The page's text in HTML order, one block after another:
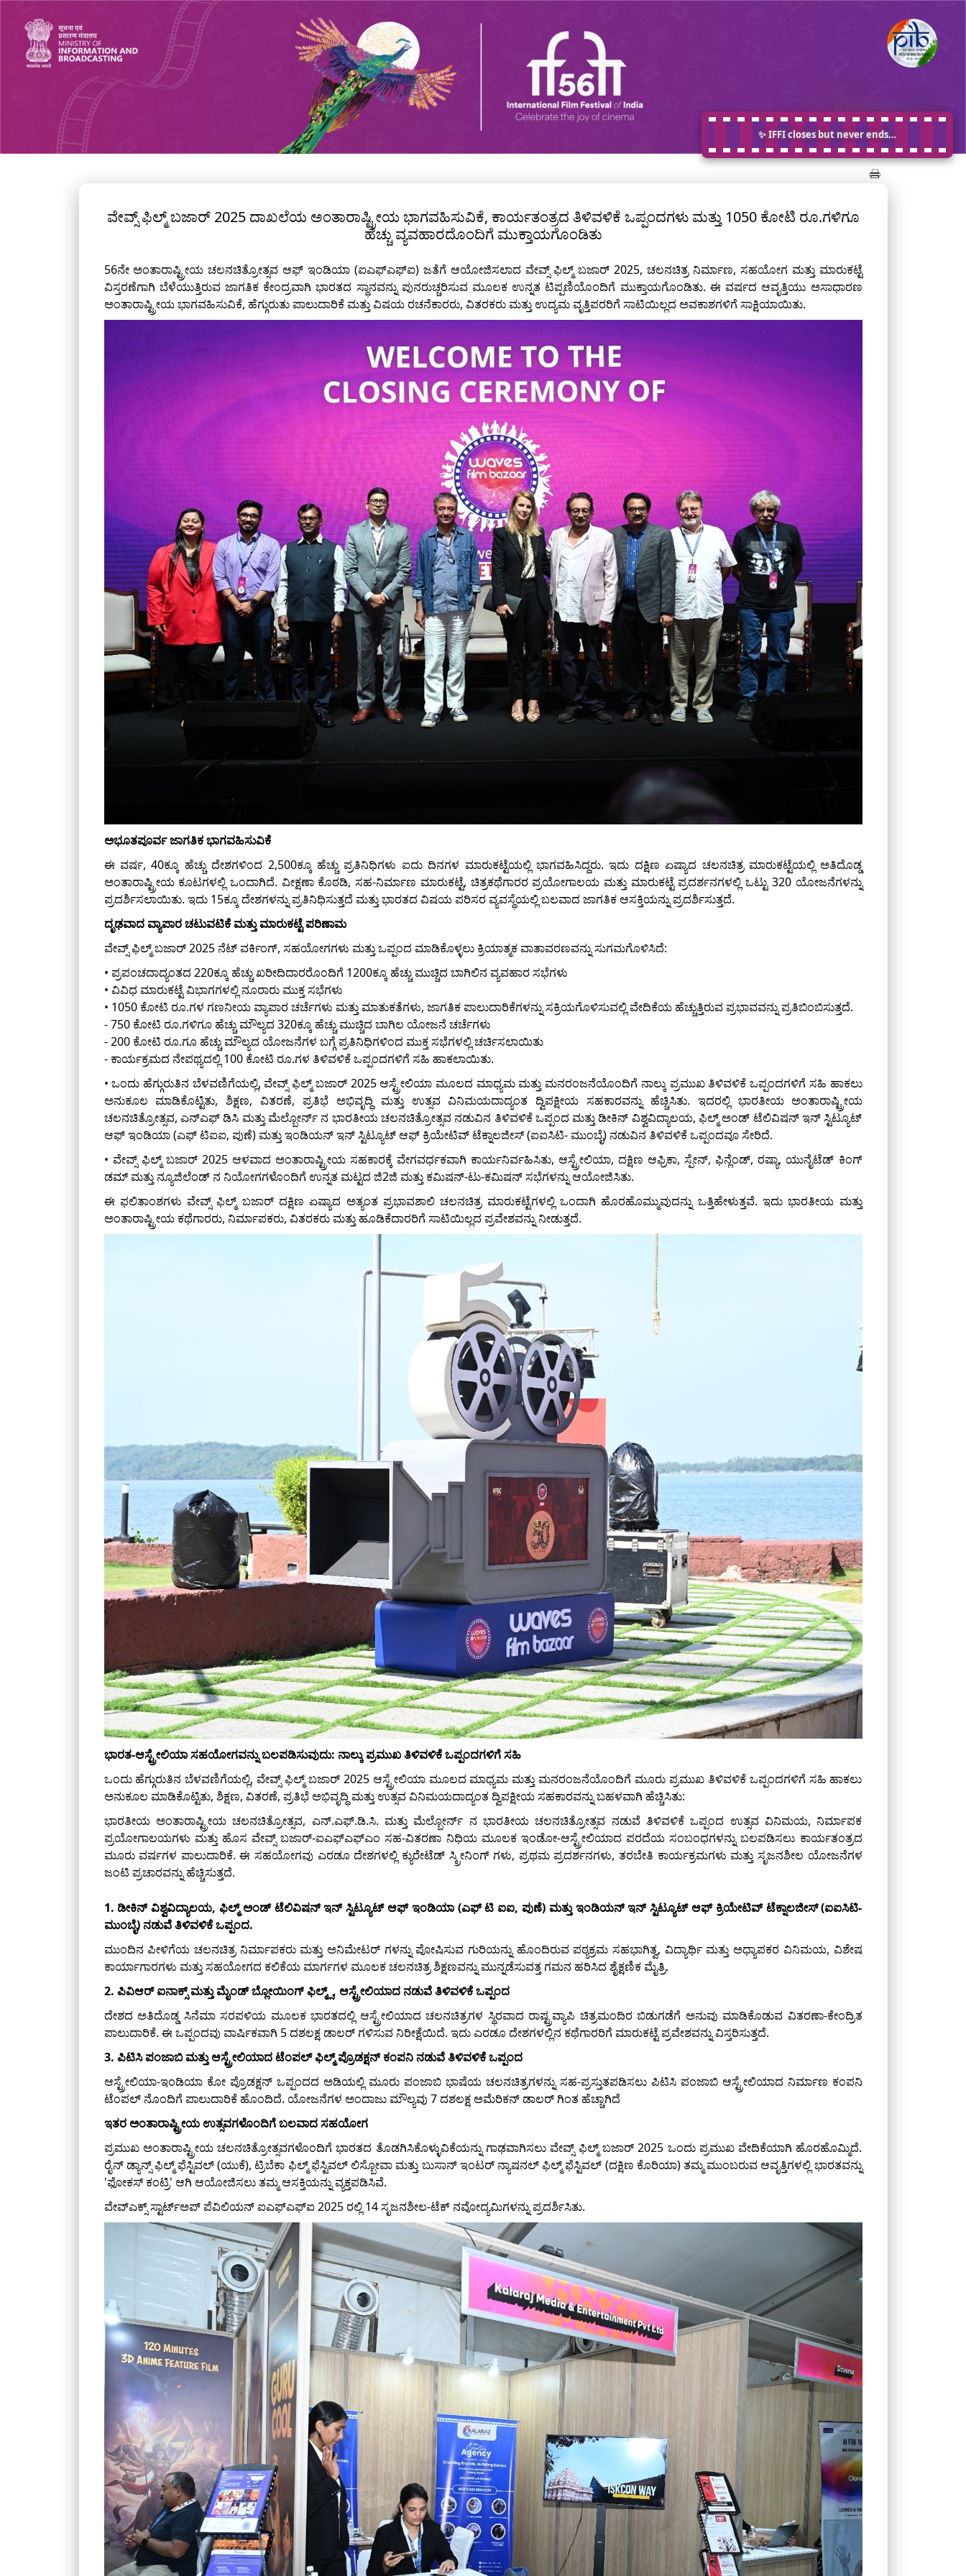
✨ IFFI closes but never ends…
ವೇವ್ಸ್ ಫಿಲ್ಮ್ ಬಜಾರ್ 2025 ದಾಖಲೆಯ ಅಂತಾರಾಷ್ಟ್ರೀಯ ಭಾಗವಹಿಸುವಿಕೆ, ಕಾರ್ಯತಂತ್ರದ ತಿಳಿವಳಿಕೆ ಒಪ್ಪಂದಗಳು ಮತ್ತು 1050 ಕೋಟಿ ರೂ.ಗಳಿಗೂ
ಹೆಚ್ಚು ವ್ಯವಹಾರದೊಂದಿಗೆ ಮುಕ್ತಾಯಗೊಂಡಿತು
56ನೇ ಅಂತಾರಾಷ್ಟ್ರೀಯ ಚಲನಚಿತ್ರೋತ್ಸವ ಆಫ್ ಇಂಡಿಯಾ (ಐಎಫ್ಎಫ್ಐ) ಜತೆಗೆ ಆಯೋಜಿಸಲಾದ ವೇವ್ಸ್ ಫಿಲ್ಮ್ ಬಜಾರ್ 2025, ಚಲನಚಿತ್ರ ನಿರ್ಮಾಣ, ಸಹಯೋಗ ಮತ್ತು ಮಾರುಕಟ್ಟೆ
ವಿಸ್ತರಣೆಗಾಗಿ ಬೆಳೆಯುತ್ತಿರುವ ಜಾಗತಿಕ ಕೇಂದ್ರವಾಗಿ ಭಾರತದ ಸ್ಥಾನವನ್ನು ಪುನರುಚ್ಚರಿಸುವ ಮೂಲಕ ಉನ್ನತ ಟಿಪ್ಪಣಿಯೊಂದಿಗೆ ಮುಕ್ತಾಯಗೊಂಡಿತು. ಈ ವರ್ಷದ ಆವೃತ್ತಿಯು ಅಸಾಧಾರಣ
ಅಂತಾರಾಷ್ಟ್ರೀಯ ಭಾಗವಹಿಸುವಿಕೆ, ಹೆಗ್ಗುರುತು ಪಾಲುದಾರಿಕೆ ಮತ್ತು ವಿಷಯ ರಚನೆಕಾರರು, ವಿತರಕರು ಮತ್ತು ಉದ್ಯಮ ವೃತ್ತಿಪರರಿಗೆ ಸಾಟಿಯಿಲ್ಲದ ಅವಕಾಶಗಳಿಗೆ ಸಾಕ್ಷಿಯಾಯಿತು.
ಅಭೂತಪೂರ್ವ ಜಾಗತಿಕ ಭಾಗವಹಿಸುವಿಕೆ
ಈ ವರ್ಷ, 40ಕ್ಕೂ ಹೆಚ್ಚು ದೇಶಗಳಿಂದ 2,500ಕ್ಕೂ ಹೆಚ್ಚು ಪ್ರತಿನಿಧಿಗಳು ಐದು ದಿನಗಳ ಮಾರುಕಟ್ಟೆಯಲ್ಲಿ ಭಾಗವಹಿಸಿದ್ದರು. ಇದು ದಕ್ಷಿಣ ಏಷ್ಯಾದ ಚಲನಚಿತ್ರ ಮಾರುಕಟ್ಟೆಯಲ್ಲಿ ಅತಿದೊಡ್ಡ
ಅಂತಾರಾಷ್ಟ್ರೀಯ ಕೂಟಗಳಲ್ಲಿ ಒಂದಾಗಿದೆ. ವೀಕ್ಷಣಾ ಕೊಠಡಿ, ಸಹ-ನಿರ್ಮಾಣ ಮಾರುಕಟ್ಟೆ, ಚಿತ್ರಕಥೆಗಾರರ ಪ್ರಯೋಗಾಲಯ ಮತ್ತು ಮಾರುಕಟ್ಟೆ ಪ್ರದರ್ಶನಗಳಲ್ಲಿ ಒಟ್ಟು 320 ಯೋಜನೆಗಳನ್ನು
ಪ್ರದರ್ಶಿಸಲಾಯಿತು. ಇದು 15ಕ್ಕೂ ದೇಶಗಳನ್ನು ಪ್ರತಿನಿಧಿಸುತ್ತದೆ ಮತ್ತು ಭಾರತದ ವಿಷಯ ಪರಿಸರ ವ್ಯವಸ್ಥೆಯಲ್ಲಿ ಬಲವಾದ ಜಾಗತಿಕ ಆಸಕ್ತಿಯನ್ನು ಪ್ರದರ್ಶಿಸುತ್ತದೆ.
ದೃಢವಾದ ವ್ಯಾಪಾರ ಚಟುವಟಿಕೆ ಮತ್ತು ಮಾರುಕಟ್ಟೆ ಪರಿಣಾಮ
ವೇವ್ಸ್ ಫಿಲ್ಮ್ ಬಜಾರ್ 2025 ನೆಟ್ ವರ್ಕಿಂಗ್, ಸಹಯೋಗಗಳು ಮತ್ತು ಒಪ್ಪಂದ ಮಾಡಿಕೊಳ್ಳಲು ಕ್ರಿಯಾತ್ಮಕ ವಾತಾವರಣವನ್ನು ಸುಗಮಗೊಳಿಸಿದೆ:
• ಪ್ರಪಂಚದಾದ್ಯಂತದ 220ಕ್ಕೂ ಹೆಚ್ಚು ಖರೀದಿದಾರರೊಂದಿಗೆ 1200ಕ್ಕೂ ಹೆಚ್ಚು ಮುಚ್ಚಿದ ಬಾಗಿಲಿನ ವ್ಯವಹಾರ ಸಭೆಗಳು
• ವಿವಿಧ ಮಾರುಕಟ್ಟೆ ವಿಭಾಗಗಳಲ್ಲಿ ನೂರಾರು ಮುಕ್ತ ಸಭೆಗಳು
• 1050 ಕೋಟಿ ರೂ.ಗಳ ಗಣನೀಯ ವ್ಯಾಪಾರ ಚರ್ಚೆಗಳು ಮತ್ತು ಮಾತುಕತೆಗಳು, ಜಾಗತಿಕ ಪಾಲುದಾರಿಕೆಗಳನ್ನು ಸಕ್ರಿಯಗೊಳಿಸುವಲ್ಲಿ ವೇದಿಕೆಯ ಹೆಚ್ಚುತ್ತಿರುವ ಪ್ರಭಾವವನ್ನು ಪ್ರತಿಬಿಂಬಿಸುತ್ತದೆ.
- 750 ಕೋಟಿ ರೂ.ಗಳಿಗೂ ಹೆಚ್ಚು ಮೌಲ್ಯದ 320ಕ್ಕೂ ಹೆಚ್ಚು ಮುಚ್ಚಿದ ಬಾಗಿಲ ಯೋಜನೆ ಚರ್ಚೆಗಳು
- 200 ಕೋಟಿ ರೂ.ಗೂ ಹೆಚ್ಚು ಮೌಲ್ಯದ ಯೋಜನೆಗಳ ಬಗ್ಗೆ ಪ್ರತಿನಿಧಿಗಳಿಂದ ಮುಕ್ತ ಸಭೆಗಳಲ್ಲಿ ಚರ್ಚಿಸಲಾಯಿತು
- ಕಾರ್ಯಕ್ರಮದ ನೇಪಥ್ಯದಲ್ಲಿ 100 ಕೋಟಿ ರೂ.ಗಳ ತಿಳಿವಳಿಕೆ ಒಪ್ಪಂದಗಳಿಗೆ ಸಹಿ ಹಾಕಲಾಯಿತು.
• ಒಂದು ಹೆಗ್ಗುರುತಿನ ಬೆಳವಣಿಗೆಯಲ್ಲಿ, ವೇವ್ಸ್ ಫಿಲ್ಮ್ ಬಜಾರ್ 2025 ಆಸ್ಟ್ರೇಲಿಯಾ ಮೂಲದ ಮಾಧ್ಯಮ ಮತ್ತು ಮನರಂಜನೆಯೊಂದಿಗೆ ನಾಲ್ಕು ಪ್ರಮುಖ ತಿಳಿವಳಿಕೆ ಒಪ್ಪಂದಗಳಿಗೆ ಸಹಿ ಹಾಕಲು
ಅನುಕೂಲ ಮಾಡಿಕೊಟ್ಟಿತು, ಶಿಕ್ಷಣ, ವಿತರಣೆ, ಪ್ರತಿಭೆ ಅಭಿವೃದ್ಧಿ ಮತ್ತು ಉತ್ಸವ ವಿನಿಮಯದಾದ್ಯಂತ ದ್ವಿಪಕ್ಷೀಯ ಸಹಕಾರವನ್ನು ಹೆಚ್ಚಿಸಿತು. ಇದರಲ್ಲಿ ಭಾರತೀಯ ಅಂತಾರಾಷ್ಟ್ರೀಯ
ಚಲನಚಿತ್ರೋತ್ಸವ, ಎನ್ಎಫ್ ಡಿಸಿ ಮತ್ತು ಮೆಲ್ಬೋರ್ನ್ ನ ಭಾರತೀಯ ಚಲನಚಿತ್ರೋತ್ಸವ ನಡುವಿನ ತಿಳಿವಳಿಕೆ ಒಪ್ಪಂದ ಮತ್ತು ಡೀಕಿನ್ ವಿಶ್ವವಿದ್ಯಾಲಯ, ಫಿಲ್ಮ್ ಅಂಡ್ ಟೆಲಿವಿಷನ್ ಇನ್ ಸ್ಟಿಟ್ಯೂಟ್
ಆಫ್ ಇಂಡಿಯಾ (ಎಫ್ ಟಿಐಐ, ಪುಣೆ) ಮತ್ತು ಇಂಡಿಯನ್ ಇನ್ ಸ್ಟಿಟ್ಯೂಟ್ ಆಫ್ ಕ್ರಿಯೇಟಿವ್ ಟೆಕ್ನಾಲಜೀಸ್ (ಐಐಸಿಟಿ- ಮುಂಬೈ) ನಡುವಿನ ತಿಳಿವಳಿಕೆ ಒಪ್ಪಂದವೂ ಸೇರಿದೆ.
• ವೇವ್ಸ್ ಫಿಲ್ಮ್ ಬಜಾರ್ 2025 ಆಳವಾದ ಅಂತಾರಾಷ್ಟ್ರೀಯ ಸಹಕಾರಕ್ಕೆ ವೇಗವರ್ಧಕವಾಗಿ ಕಾರ್ಯನಿರ್ವಹಿಸಿತು, ಆಸ್ಟ್ರೇಲಿಯಾ, ದಕ್ಷಿಣ ಆಫ್ರಿಕಾ, ಸ್ಪೇನ್, ಫಿನ್ಲೆಂಡ್, ರಷ್ಯಾ, ಯುನೈಟೆಡ್ ಕಿಂಗ್
ಡಮ್ ಮತ್ತು ನ್ಯೂಜಿಲೆಂಡ್ ನ ನಿಯೋಗಗಳೊಂದಿಗೆ ಉನ್ನತ ಮಟ್ಟದ ಜಿ2ಜಿ ಮತ್ತು ಕಮಿಷನ್-ಟು-ಕಮಿಷನ್ ಸಭೆಗಳನ್ನು ಆಯೋಜಿಸಿತು.
ಈ ಫಲಿತಾಂಶಗಳು ವೇವ್ಸ್ ಫಿಲ್ಮ್ ಬಜಾರ್ ದಕ್ಷಿಣ ಏಷ್ಯಾದ ಅತ್ಯಂತ ಪ್ರಭಾವಶಾಲಿ ಚಲನಚಿತ್ರ ಮಾರುಕಟ್ಟೆಗಳಲ್ಲಿ ಒಂದಾಗಿ ಹೊರಹೊಮ್ಮುವುದನ್ನು ಒತ್ತಿಹೇಳುತ್ತವೆ. ಇದು ಭಾರತೀಯ ಮತ್ತು
ಅಂತಾರಾಷ್ಟ್ರೀಯ ಕಥೆಗಾರರು, ನಿರ್ಮಾಪಕರು, ವಿತರಕರು ಮತ್ತು ಹೂಡಿಕೆದಾರರಿಗೆ ಸಾಟಿಯಿಲ್ಲದ ಪ್ರವೇಶವನ್ನು ನೀಡುತ್ತದೆ.
ಭಾರತ-ಆಸ್ಟ್ರೇಲಿಯಾ ಸಹಯೋಗವನ್ನು ಬಲಪಡಿಸುವುದು: ನಾಲ್ಕು ಪ್ರಮುಖ ತಿಳಿವಳಿಕೆ ಒಪ್ಪಂದಗಳಿಗೆ ಸಹಿ
ಒಂದು ಹೆಗ್ಗುರುತಿನ ಬೆಳವಣಿಗೆಯಲ್ಲಿ, ವೇವ್ಸ್ ಫಿಲ್ಮ್ ಬಜಾರ್ 2025 ಆಸ್ಟ್ರೇಲಿಯಾ ಮೂಲದ ಮಾಧ್ಯಮ ಮತ್ತು ಮನರಂಜನೆಯೊಂದಿಗೆ ಮೂರು ಪ್ರಮುಖ ತಿಳಿವಳಿಕೆ ಒಪ್ಪಂದಗಳಿಗೆ ಸಹಿ ಹಾಕಲು
ಅನುಕೂಲ ಮಾಡಿಕೊಟ್ಟಿತು, ಶಿಕ್ಷಣ, ವಿತರಣೆ, ಪ್ರತಿಭೆ ಅಭಿವೃದ್ಧಿ ಮತ್ತು ಉತ್ಸವ ವಿನಿಮಯದಾದ್ಯಂತ ದ್ವಿಪಕ್ಷೀಯ ಸಹಕಾರವನ್ನು ಬಹಳವಾಗಿ ಹೆಚ್ಚಿಸಿತು:
ಭಾರತೀಯ ಅಂತಾರಾಷ್ಟ್ರೀಯ ಚಲನಚಿತ್ರೋತ್ಸವ, ಎನ್.ಎಫ್.ಡಿ.ಸಿ. ಮತ್ತು ಮೆಲ್ಬೋರ್ನ್ ನ ಭಾರತೀಯ ಚಲನಚಿತ್ರೋತ್ಸವ ನಡುವೆ ತಿಳಿವಳಿಕೆ ಒಪ್ಪಂದ ಉತ್ಸವ ವಿನಿಮಯ, ನಿರ್ಮಾಪಕ
ಪ್ರಯೋಗಾಲಯಗಳು ಮತ್ತು ಹೊಸ ವೇವ್ಸ್ ಬಜಾರ್-ಐಎಫ್ಎಫ್ಎಂ ಸಹ-ವಿತರಣಾ ನಿಧಿಯ ಮೂಲಕ ಇಂಡೋ-ಆಸ್ಟ್ರೇಲಿಯಾದ ಪರದೆಯ ಸಂಬಂಧಗಳನ್ನು ಬಲಪಡಿಸಲು ಕಾರ್ಯತಂತ್ರದ
ಮೂರು ವರ್ಷಗಳ ಪಾಲುದಾರಿಕೆ. ಈ ಸಹಯೋಗವು ಎರಡೂ ದೇಶಗಳಲ್ಲಿ ಕ್ಯುರೇಟೆಡ್ ಸ್ಕ್ರೀನಿಂಗ್ ಗಳು, ಪ್ರಥಮ ಪ್ರದರ್ಶನಗಳು, ತರಬೇತಿ ಕಾರ್ಯಕ್ರಮಗಳು ಮತ್ತು ಸೃಜನಶೀಲ ಯೋಜನೆಗಳ
ಜಂಟಿ ಪ್ರಚಾರವನ್ನು ಹೆಚ್ಚಿಸುತ್ತದೆ.
1. ಡೀಕಿನ್ ವಿಶ್ವವಿದ್ಯಾಲಯ, ಫಿಲ್ಮ್ ಅಂಡ್ ಟೆಲಿವಿಷನ್ ಇನ್ ಸ್ಟಿಟ್ಯೂಟ್ ಆಫ್ ಇಂಡಿಯಾ (ಎಫ್ ಟಿ ಐಐ, ಪುಣೆ) ಮತ್ತು ಇಂಡಿಯನ್ ಇನ್ ಸ್ಟಿಟ್ಯೂಟ್ ಆಫ್ ಕ್ರಿಯೇಟಿವ್ ಟೆಕ್ನಾಲಜೀಸ್ (ಐಐಸಿಟಿ-
ಮುಂಬೈ) ನಡುವೆ ತಿಳಿವಳಿಕೆ ಒಪ್ಪಂದ.
ಮುಂದಿನ ಪೀಳಿಗೆಯ ಚಲನಚಿತ್ರ ನಿರ್ಮಾಪಕರು ಮತ್ತು ಅನಿಮೇಟರ್ ಗಳನ್ನು ಪೋಷಿಸುವ ಗುರಿಯನ್ನು ಹೊಂದಿರುವ ಪಠ್ಯಕ್ರಮ ಸಹಭಾಗಿತ್ವ, ವಿದ್ಯಾರ್ಥಿ ಮತ್ತು ಅಧ್ಯಾಪಕರ ವಿನಿಮಯ, ವಿಶೇಷ
ಕಾರ್ಯಾಗಾರಗಳು ಮತ್ತು ಸಹಯೋಗದ ಕಲಿಕೆಯ ಮಾರ್ಗಗಳ ಮೂಲಕ ಚಲನಚಿತ್ರ ಶಿಕ್ಷಣವನ್ನು ಮುನ್ನಡೆಸುವತ್ತ ಗಮನ ಹರಿಸಿದ ಶೈಕ್ಷಣಿಕ ಮೈತ್ರಿ.
2. ಪಿವಿಆರ್ ಐನಾಕ್ಸ್ ಮತ್ತು ಮೈಂಡ್ ಬ್ಲೋಯಿಂಗ್ ಫಿಲ್ಮ್ಸ್, ಆಸ್ಟ್ರೇಲಿಯಾದ ನಡುವೆ ತಿಳಿವಳಿಕೆ ಒಪ್ಪಂದ
ದೇಶದ ಅತಿದೊಡ್ಡ ಸಿನೆಮಾ ಸರಪಳಿಯ ಮೂಲಕ ಭಾರತದಲ್ಲಿ ಆಸ್ಟ್ರೇಲಿಯಾದ ಚಲನಚಿತ್ರಗಳ ಸ್ಥಿರವಾದ ರಾಷ್ಟ್ರವ್ಯಾಪಿ ಚಿತ್ರಮಂದಿರ ಬಿಡುಗಡೆಗೆ ಅನುವು ಮಾಡಿಕೊಡುವ ವಿತರಣಾ-ಕೇಂದ್ರಿತ
ಪಾಲುದಾರಿಕೆ. ಈ ಒಪ್ಪಂದವು ವಾರ್ಷಿಕವಾಗಿ 5 ದಶಲಕ್ಷ ಡಾಲರ್ ಗಳಿಸುವ ನಿರೀಕ್ಷೆಯಿದೆ. ಇದು ಎರಡೂ ದೇಶಗಳಲ್ಲಿನ ಕಥೆಗಾರರಿಗೆ ಮಾರುಕಟ್ಟೆ ಪ್ರವೇಶವನ್ನು ವಿಸ್ತರಿಸುತ್ತದೆ.
3. ಪಿಟಿಸಿ ಪಂಜಾಬಿ ಮತ್ತು ಆಸ್ಟ್ರೇಲಿಯಾದ ಟೆಂಪಲ್ ಫಿಲ್ಮ್ ಪ್ರೊಡಕ್ಷನ್ ಕಂಪನಿ ನಡುವೆ ತಿಳಿವಳಿಕೆ ಒಪ್ಪಂದ
ಆಸ್ಟ್ರೇಲಿಯಾ-ಇಂಡಿಯಾ ಕೋ ಪ್ರೊಡಕ್ಷನ್ ಒಪ್ಪಂದದ ಅಡಿಯಲ್ಲಿ ಮೂರು ಪಂಜಾಬಿ ಭಾಷೆಯ ಚಲನಚಿತ್ರಗಳನ್ನು ಸಹ-ಪ್ರಸ್ತುತಪಡಿಸಲು ಪಿಟಿಸಿ ಪಂಜಾಬಿ ಆಸ್ಟ್ರೇಲಿಯಾದ ನಿರ್ಮಾಣ ಕಂಪನಿ
ಟೆಂಪಲ್ ನೊಂದಿಗೆ ಪಾಲುದಾರಿಕೆ ಹೊಂದಿದೆ. ಯೋಜನೆಗಳ ಅಂದಾಜು ಮೌಲ್ಯವು 7 ದಶಲಕ್ಷ ಅಮೆರಿಕನ್ ಡಾಲರ್ ಗಿಂತ ಹೆಚ್ಚಾಗಿದೆ
ಇತರ ಅಂತಾರಾಷ್ಟ್ರೀಯ ಉತ್ಸವಗಳೊಂದಿಗೆ ಬಲವಾದ ಸಹಯೋಗ
ಪ್ರಮುಖ ಅಂತಾರಾಷ್ಟ್ರೀಯ ಚಲನಚಿತ್ರೋತ್ಸವಗಳೊಂದಿಗೆ ಭಾರತದ ತೊಡಗಿಸಿಕೊಳ್ಳುವಿಕೆಯನ್ನು ಗಾಢವಾಗಿಸಲು ವೇವ್ಸ್ ಫಿಲ್ಮ್ ಬಜಾರ್ 2025 ಒಂದು ಪ್ರಮುಖ ವೇದಿಕೆಯಾಗಿ ಹೊರಹೊಮ್ಮಿದೆ.
ರೈನ್ ಡ್ಯಾನ್ಸ್ ಫಿಲ್ಮ್ ಫೆಸ್ಟಿವಲ್ (ಯುಕೆ), ಟ್ರಿಬೆಕಾ ಫಿಲ್ಮ್ ಫೆಸ್ಟಿವಲ್ ಲಿಸ್ಬೋವಾ ಮತ್ತು ಬುಸಾನ್ ಇಂಟರ್ ನ್ಯಾಷನಲ್ ಫಿಲ್ಮ್ ಫೆಸ್ಟಿವಲ್ (ದಕ್ಷಿಣ ಕೊರಿಯಾ) ತಮ್ಮ ಮುಂಬರುವ ಆವೃತ್ತಿಗಳಲ್ಲಿ ಭಾರತವನ್ನು
'ಫೋಕಸ್ ಕಂಟ್ರಿ' ಆಗಿ ಆಯೋಜಿಸಲು ತಮ್ಮ ಆಸಕ್ತಿಯನ್ನು ವ್ಯಕ್ತಪಡಿಸಿವೆ.
ವೇವ್ಎಕ್ಸ್ ಸ್ಟಾರ್ಟ್ಅಪ್ ಪೆವಿಲಿಯನ್ ಐಎಫ್ಎಫ್ಐ 2025 ರಲ್ಲಿ 14 ಸೃಜನಶೀಲ-ಟೆಕ್ ನವೋದ್ಯಮಿಗಳನ್ನು ಪ್ರದರ್ಶಿಸಿತು.